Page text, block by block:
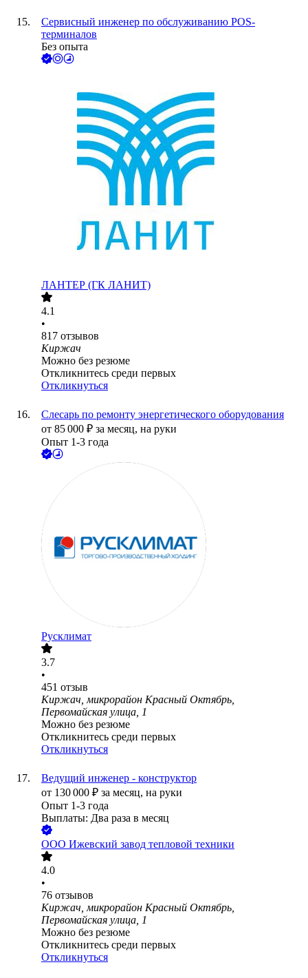
Сервисный инженер по обслуживанию POS-
терминалов
Без опыта
ЛАНТЕР (ГК ЛАНИТ)
4.1
•
817 отзывов
Киржач
Можно без резюме
Откликнитесь среди первых
Откликнуться
Слесарь по ремонту энергетического оборудования
от 85 000 ₽ за месяц, на руки
Опыт 1-3 года
Русклимат
3.7
•
451 отзыв
Киржач, микрорайон Красный Октябрь,
Первомайская улица, 1
Можно без резюме
Откликнитесь среди первых
Откликнуться
Ведущий инженер - конструктор
от 130 000 ₽ за месяц, на руки
Опыт 1-3 года
Выплаты: Два раза в месяц
ООО Ижевский завод тепловой техники
4.0
•
76 отзывов
Киржач, микрорайон Красный Октябрь,
Первомайская улица, 1
Можно без резюме
Откликнитесь среди первых
Откликнуться